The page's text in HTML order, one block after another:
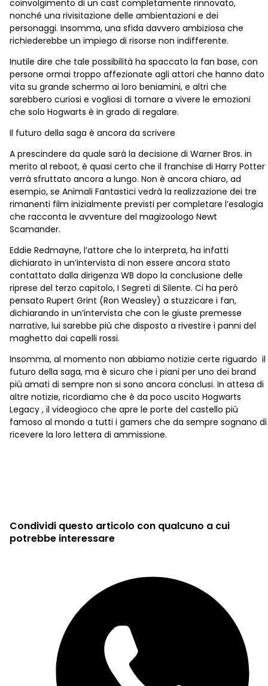
coinvolgimento di un cast completamente rinnovato,
nonché una rivisitazione delle ambientazioni e dei
personaggi. Insomma, una sfida davvero ambiziosa che
richiederebbe un impiego di risorse non indifferente.
Inutile dire che tale possibilità ha spaccato la fan base, con
persone ormai troppo affezionate agli attori che hanno dato
vita su grande schermo ai loro beniamini, e altri che
sarebbero curiosi e vogliosi di tornare a vivere le emozioni
che solo Hogwarts è in grado di regalare.
Il futuro della saga è ancora da scrivere
A prescindere da quale sarà la decisione di Warner Bros. in
merito al reboot, è quasi certo che il franchise di Harry Potter
verrà sfruttato ancora a lungo. Non è ancora chiaro, ad
esempio, se Animali Fantastici vedrà la realizzazione dei tre
rimanenti film inizialmente previsti per completare l’esalogia
che racconta le avventure del magizoologo Newt
Scamander.
Eddie Redmayne, l’attore che lo interpreta, ha infatti
dichiarato in un’intervista di non essere ancora stato
contattato dalla dirigenza WB dopo la conclusione delle
riprese del terzo capitolo, I Segreti di Silente. Ci ha però
pensato Rupert Grint (Ron Weasley) a stuzzicare i fan,
dichiarando in un’intervista che con le giuste premesse
narrative, lui sarebbe più che disposto a rivestire i panni del
maghetto dai capelli rossi.
Insomma, al momento non abbiamo notizie certe riguardo il
futuro della saga, ma è sicuro che i piani per uno dei brand
più amati di sempre non si sono ancora conclusi. In attesa di
altre notizie, ricordiamo che è da poco uscito Hogwarts
Legacy , il videogioco che apre le porte del castello più
famoso al mondo a tutti i gamers che da sempre sognano di
ricevere la loro lettera di ammissione.
Condividi questo articolo con qualcuno a cui
potrebbe interessare